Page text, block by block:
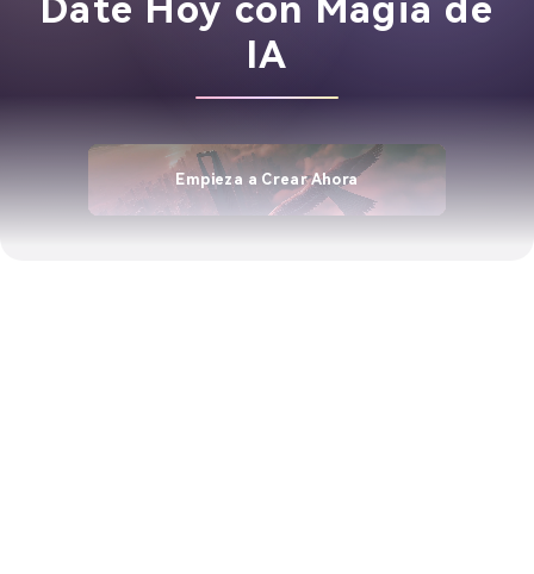
Date Hoy con Magia de
IA
Empieza a Crear Ahora